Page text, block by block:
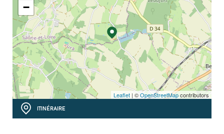
−
Leaflet | ©OpenStreetMapcontributors
ITINÉRAIRE